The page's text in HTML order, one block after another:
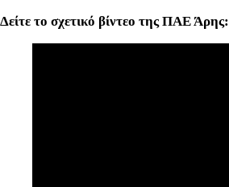
Δείτε το σχετικό βίντεο της ΠΑΕ Άρης: